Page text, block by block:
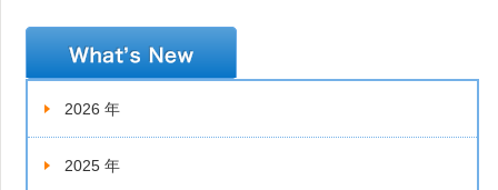
2026 年
2025 年